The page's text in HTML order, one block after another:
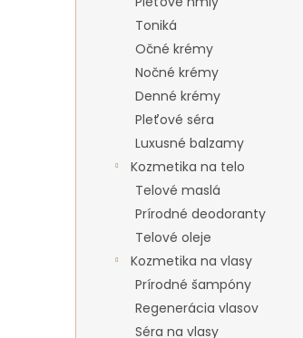
Toniká
Očné krémy
Nočné krémy
Denné krémy
Pleťové séra
Luxusné balzamy
Kozmetika na telo
Telové maslá
Prírodné deodoranty
Telové oleje
Kozmetika na vlasy
Prírodné šampóny
Regenerácia vlasov
Séra na vlasy